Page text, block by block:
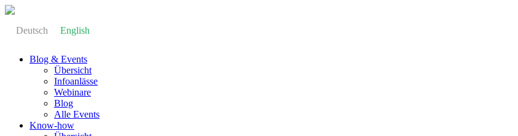
Deutsch English
Blog & Events
Übersicht
Infoanlässe
Webinare
Blog
Alle Events
Know-how